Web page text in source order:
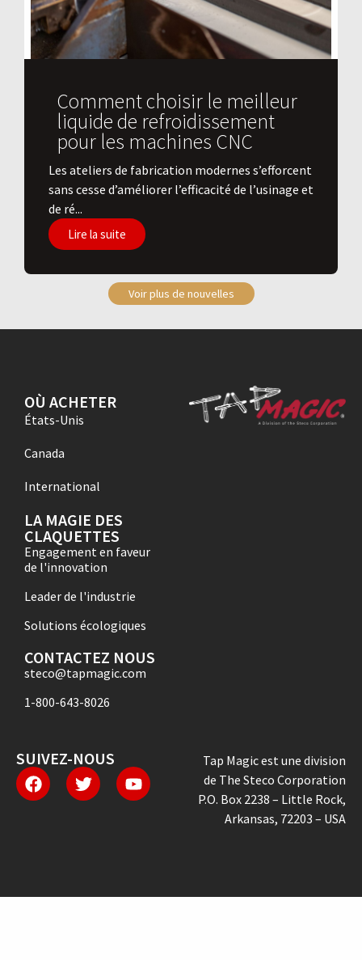
Comment choisir le meilleur
liquide de refroidissement
pour les machines CNC
Les ateliers de fabrication modernes s’efforcent
sans cesse d’améliorer l’efficacité de l’usinage et
de ré...
Lire la suite
Voir plus de nouvelles
OÙ ACHETER
États-Unis
Canada
International
LA MAGIE DES
CLAQUETTES
Engagement en faveur
de l'innovation
Leader de l'industrie
Solutions écologiques
CONTACTEZ NOUS
steco@tapmagic.com
1-800-643-8026
SUIVEZ-NOUS
Tap Magic est une division
de The Steco Corporation
P.O. Box 2238 – Little Rock,
Arkansas, 72203 – USA